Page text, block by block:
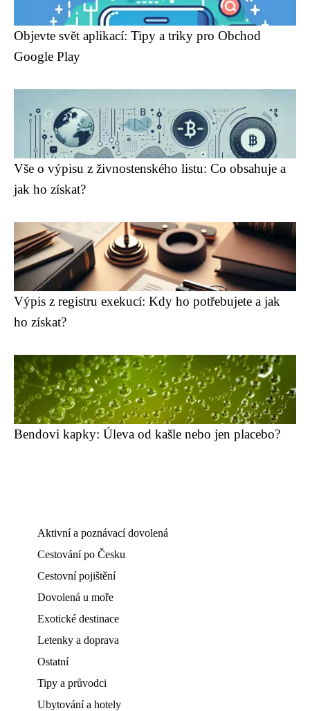
Objevte svět aplikací: Tipy a triky pro Obchod
Google Play
Vše o výpisu z živnostenského listu: Co obsahuje a
jak ho získat?
Výpis z registru exekucí: Kdy ho potřebujete a jak
ho získat?
Bendovi kapky: Úleva od kašle nebo jen placebo?
Aktivní a poznávací dovolená
Cestování po Česku
Cestovní pojištění
Dovolená u moře
Exotické destinace
Letenky a doprava
Ostatní
Tipy a průvodci
Ubytování a hotely